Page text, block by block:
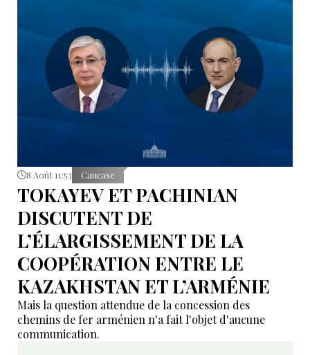
8 Août 11:53 Caucase
TOKAYEV ET PACHINIAN
DISCUTENT DE
L’ÉLARGISSEMENT DE LA
COOPÉRATION ENTRE LE
KAZAKHSTAN ET L’ARMÉNIE
Mais la question attendue de la concession des
chemins de fer arménien n'a fait l'objet d'aucune
communication.